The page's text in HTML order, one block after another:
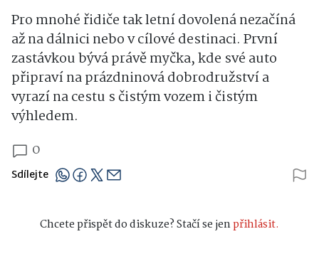
Pro mnohé řidiče tak letní dovolená nezačíná
až na dálnici nebo v cílové destinaci. První
zastávkou bývá právě myčka, kde své auto
připraví na prázdninová dobrodružství a
vyrazí na cestu s čistým vozem i čistým
výhledem.
0
Sdílejte
Chcete přispět do diskuze? Stačí se jenpřihlásit.